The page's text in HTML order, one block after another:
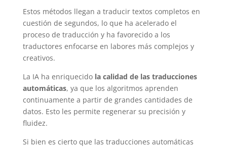
Estos métodos llegan a traducir textos completos en
cuestión de segundos, lo que ha acelerado el
proceso de traducción y ha favorecido a los
traductores enfocarse en labores más complejos y
creativos.
La IA ha enriquecidola calidad de las traducciones
automáticas, ya que los algoritmos aprenden
continuamente a partir de grandes cantidades de
datos. Esto les permite regenerar su precisión y
fluidez.
Si bien es cierto que las traducciones automáticas